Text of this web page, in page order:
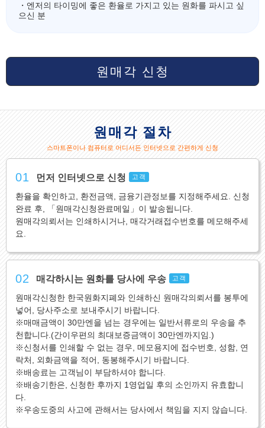
・엔저의 타이밍에 좋은 환율로 가지고 있는 원화를 파시고 싶
으신 분
원매각 신청
원매각 절차
스마트폰이나 컴퓨터로 어디서든 인터넷으로 간편하게 신청
01 먼저 인터넷으로 신청 고객
환율을 확인하고, 환전금액, 금융기관정보를 지정해주세요. 신청
완료 후, 「원매각신청완료메일」이 발송됩니다.
원매각의뢰서는 인쇄하시거나, 매각거래접수번호를 메모해주세
요.
02 매각하시는 원화를 당사에 우송 고객
원매각신청한 한국원화지폐와 인쇄하신 원매각의뢰서를 봉투에
넣어, 당사주소로 보내주시기 바랍니다.
※매매금액이 30만엔을 넘는 경우에는 일반서류로의 우송을 추
천합니다.(간이우편의 최대보증금액이 30만엔까지임.)
※신청서를 인쇄할 수 없는 경우, 메모용지에 접수번호, 성함, 연
락처, 외화금액을 적어, 동봉해주시기 바랍니다.
※배송료는 고객님이 부담하셔야 합니다.
※배송기한은, 신청한 후까지 1영업일 후의 소인까지 유효합니
다.
※우송도중의 사고에 관해서는 당사에서 책임을 지지 않습니다.